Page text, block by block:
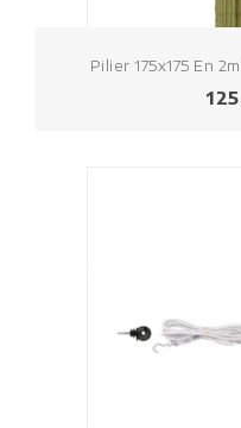
Pilier 175x175 En